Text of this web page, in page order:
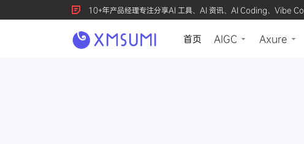
10+年产品经理专注分享AI 工具、AI 资讯、AI Coding、Vibe
首页 AIGC Axure